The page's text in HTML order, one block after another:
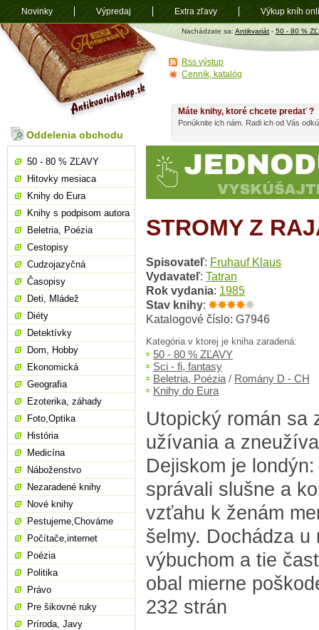
Antikvariát
shop.sk
Nachádzate sa: Antikvariát - 50 - 80 %
STROMY Z
Spisovateľ: Fruhauf Klaus
Vydavateľ: Tatran
Rok vydania: 1985
Stav knihy:
Katalogové číslo: G7946
Kategória v ktorej je kniha zaradená:
50 - 80 % ZĽAVY
Sci - fi, fantasy
Beletria, Poézia / Romány D - CH
Knihy do Eura
Utopický román sa
užívania a
Dejiskom je
správali slušne a
vzťahu k ženám
šelmy. Dochádza
výbuchom a tie
obal mierne
232 strán
Máte knihy, ktoré chcete predať ?
Ponúknite ich nám. Radi ich od Vás
Oddelenia obchodu
50 - 80 % ZĽAVY
Hitovky mesiaca
Knihy do Eura
Knihy s podpisom autora
Beletria, Poézia
Cestopisy
Cudzojazyčná
Časopisy
Deti, Mládež
Diéty
Detektívky
Dom, Hobby
Ekonomická
Geografia
Ezoterika, záhady
Foto,Optika
História
Medicína
Náboženstvo
Nezaradené knihy
Nové knihy
Pestujeme,Chováme
Počítače,internet
Poézia
Politika
Právo
Pre šikovné ruky
Príroda, Javy
Rss výstup
Cenník, katalóg
Novinky Výpredaj Extra zľavy Výkup kníh